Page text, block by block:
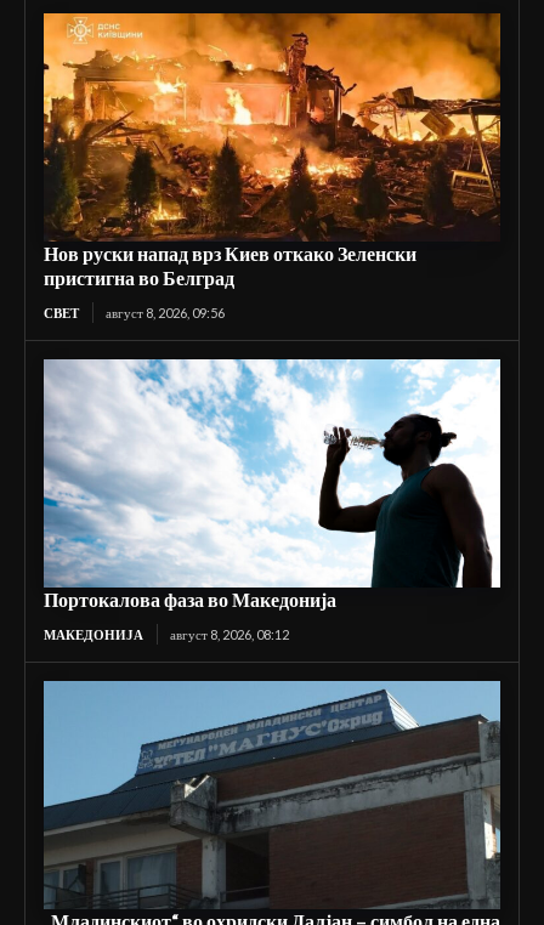
Нов руски напад врз Киев откако Зеленски
пристигна во Белград
СВЕТ август 8, 2026, 09:56
Портокалова фаза во Македонија
МАКЕДОНИЈА август 8, 2026, 08:12
„Младинскиот“ во охридски Далјан – симбол на една